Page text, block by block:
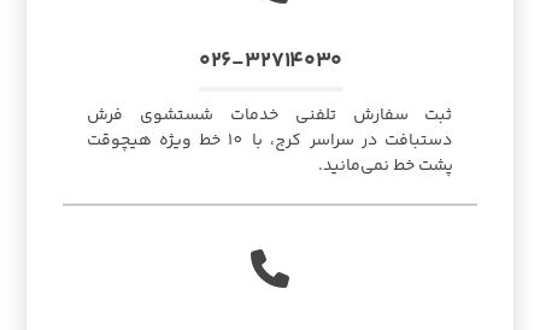
۰۲۶-۳۲۷۱۴۰۳۰
ثبت سفارش تلفنی خدمات شستشوی فرش
دستبافت در سراسر کرج، با 10 خط ویژه هیچوقت
پشت خط نمی‌مانید.